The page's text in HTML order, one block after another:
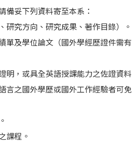
備妥下列資料寄至本系：
研究方向、研究成果、著作目錄）。
單及學位論文（國外學經歷證件需有
明，或具全英語授課能力之佐證資料
言之國外學歷或國外工作經驗者可免
課程。